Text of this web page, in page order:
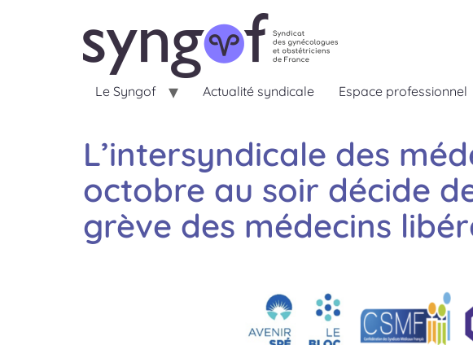
Le Syngof Actualité syndicale Espace professionnel
L’intersyndicale des
octobre au soir décide
grève des médecins